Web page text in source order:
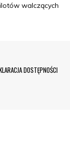
walczących
DOSTĘPNOŚCI